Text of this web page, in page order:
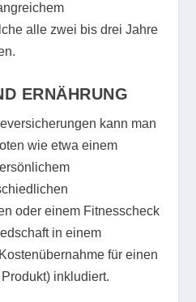
alle zwei bis drei Jahre
ERNÄHRUNG
kann man
wie etwa einem
oder einem Fitnesscheck
in einem
für einen
inkludiert.